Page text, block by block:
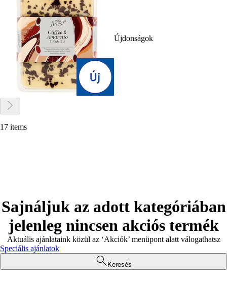
Újdonságok
17 items
Sajnáljuk az adott kategóriában
jelenleg nincsen akciós termék
Aktuális ajánlataink közül az ‘Akciók’ menüpont alatt válogathatsz
Speciális ajánlatok
Keresés